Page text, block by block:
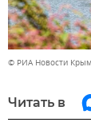
© РИА Новости
Читать в